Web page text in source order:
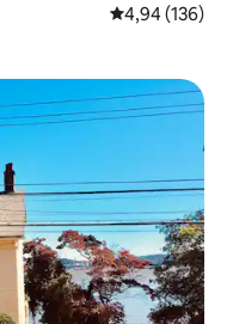
Gemiddelde
4,94 (136)